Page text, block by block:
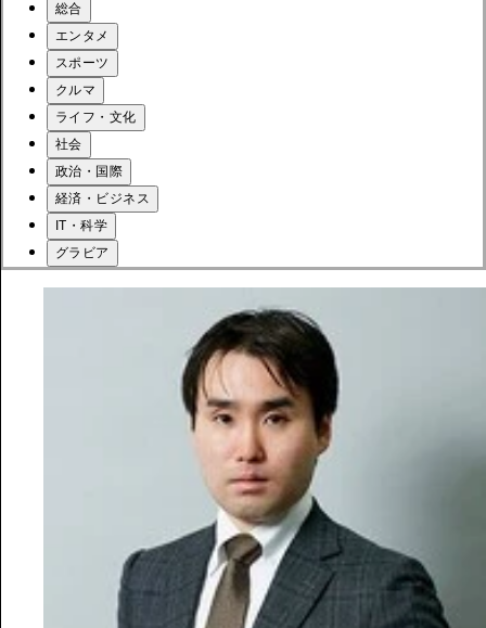
総合
エンタメ
スポーツ
クルマ
ライフ・文化
社会
政治・国際
経済・ビジネス
IT・科学
グラビア